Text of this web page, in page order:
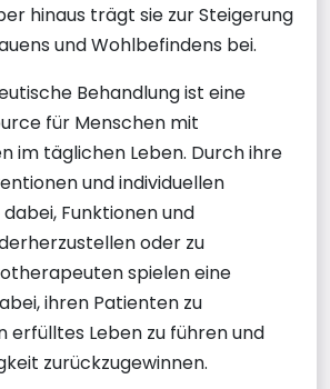
hinaus trägt sie zur Steigerung
und Wohlbefindens bei.
Behandlung ist eine
für Menschen mit
im täglichen Leben. Durch ihre
und individuellen
Funktionen und
oder zu
spielen eine
ihren Patienten zu
erfülltes Leben zu führen und
zurückzugewinnen.